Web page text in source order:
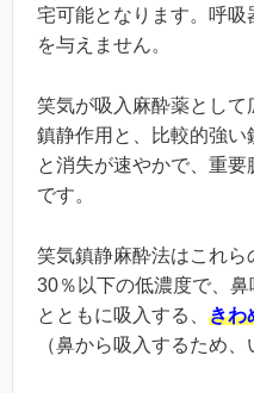
宅可能となります。呼
を与えません。
笑気が吸入麻酔薬とし
鎮静作用と、比較的強い
と消失が速やかで、重
です。
笑気鎮静麻酔法はこれ
30％以下の低濃度で、
とともに吸入する、 きわ
（鼻から吸入するため